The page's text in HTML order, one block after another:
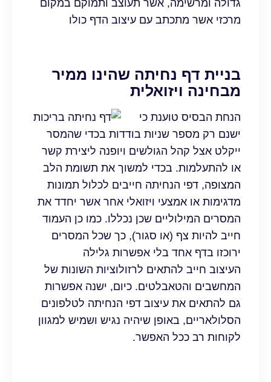
גדולה ומרשימה, אשר תעוצב ותמוקם במקום
מרכזי אשר מתכתב עם עיצוב הדף כולו
בניית דף נחיתה שהינו ממיר
מבחינה ויזואלית
הנחת הבסיס טוענת כי
ישנם רק מספר שניות בודדות בכדי שהמסר
ייקלט אצל קהל הגולשים ויופנה ליצירת קשר
או להתעלמות. בכדי למשוך את תשומת הלב
המצופה, דפי הנחיתה חייבים לכלול תמונות
מדגימות או אמצעי ויזואלי אחר אשר יחדד את
המסרים המילוליים שכן נכללו. כמו כן העמוד
חייב להיות צף (או סגור), כך שכל המסרים
ירוכזו בדף אחד בלי אפשרות גלילה
העיצוב חייב להתאים לרזולוציות השונות של
המחשבים והטאבלטים. כיום, ישנה אפשרות
גם להתאים את עיצוב דפי הנחיתה לטלפונים
הסלולאריים, באופן שיהיה נגיש ושמיש למגוון
לקוחות רב ככל האפשר.